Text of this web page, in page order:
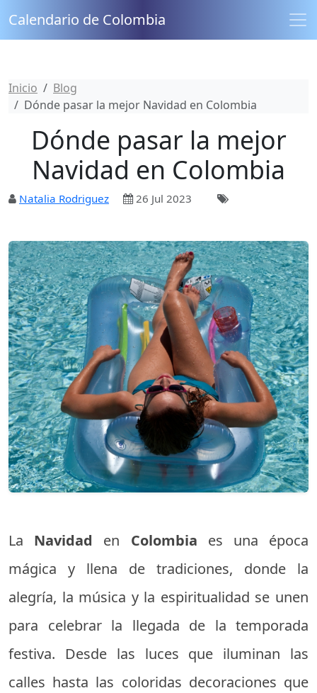
Calendario de Colombia
Inicio
Blog
Dónde pasar la mejor Navidad en Colombia
Dónde pasar la mejor
Navidad en Colombia
Natalia Rodriguez 26 Jul 2023
La Navidad en Colombia es una época
mágica y llena de tradiciones, donde la
alegría, la música y la espiritualidad se unen
para celebrar la llegada de la temporada
festiva. Desde las luces que iluminan las
calles hasta las coloridas decoraciones que